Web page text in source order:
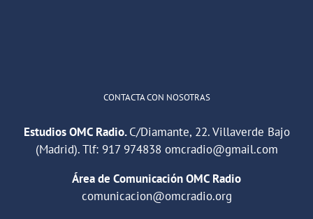
CONTACTA CON NOSOTRAS
Estudios OMC Radio.C/Diamante, 22. Villaverde Bajo
(Madrid). Tlf: 917 974838 omcradio@gmail.com
Área de Comunicación OMC Radio
comunicacion@omcradio.org